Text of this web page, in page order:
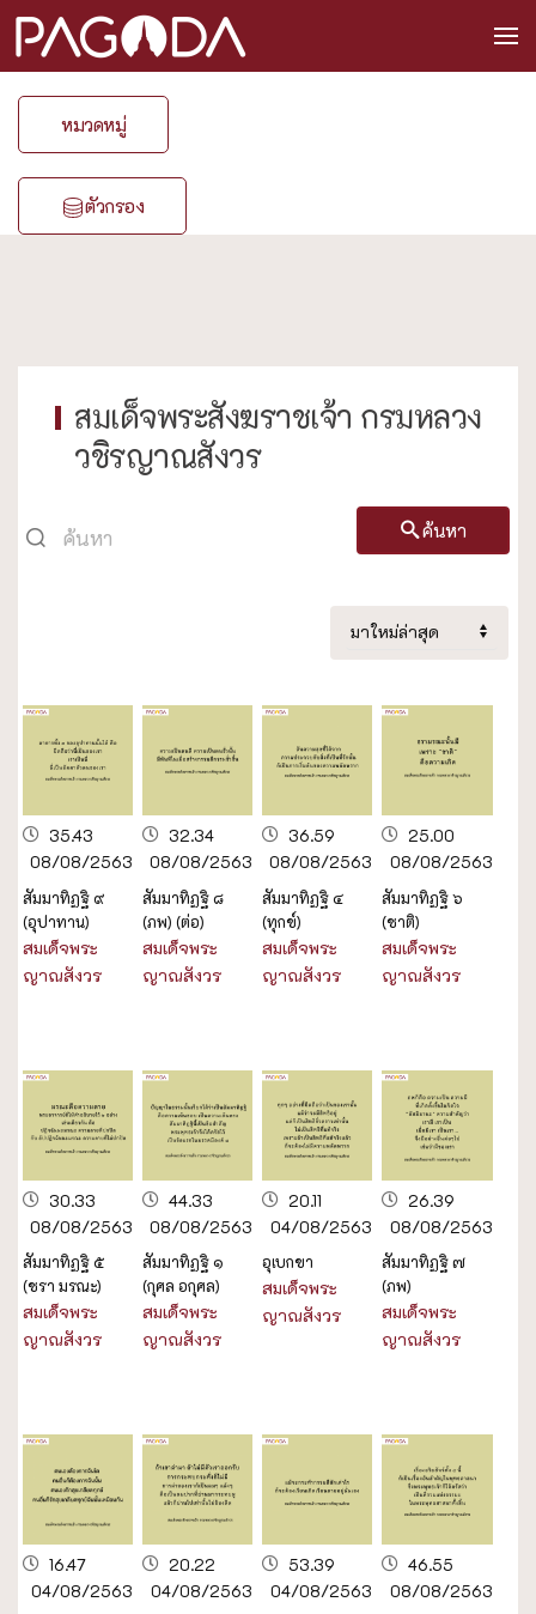
หมวดหมู่
ตัวกรอง
สมเด็จพระสังฆราชเจ้า กรมหลวง
วชิรญาณสังวร
ค้นหา
35.43
08/08/2563
สัมมาทิฏฐิ ๙
(อุปาทาน)
สมเด็จพระ
ญาณสังวร
32.34
08/08/2563
สัมมาทิฏฐิ ๘
(ภพ) (ต่อ)
สมเด็จพระ
ญาณสังวร
36.59
08/08/2563
สัมมาทิฏฐิ ๔
(ทุกข์)
สมเด็จพระ
ญาณสังวร
25.00
08/08/2563
สัมมาทิฏฐิ ๖
(ชาติ)
สมเด็จพระ
ญาณสังวร
30.33
08/08/2563
สัมมาทิฏฐิ ๕
(ชรา มรณะ)
สมเด็จพระ
ญาณสังวร
44.33
08/08/2563
สัมมาทิฏฐิ ๑
(กุศล อกุศล)
สมเด็จพระ
ญาณสังวร
20.11
04/08/2563
อุเบกขา
สมเด็จพระ
ญาณสังวร
26.39
08/08/2563
สัมมาทิฏฐิ ๗
(ภพ)
สมเด็จพระ
ญาณสังวร
16.47
04/08/2563
20.22
04/08/2563
53.39
04/08/2563
46.55
08/08/2563